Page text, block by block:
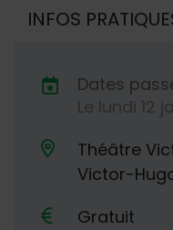
INFOS
Dates de
Dates
Le lundi 12
Lieu alternatif
Théâtre
Victor-
Gratuit